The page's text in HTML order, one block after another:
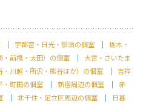
宇都宮・日光・那須の個室
栃木・
・前橋・太田）の個室
大宮・さいたま
・川越・所沢・熊谷ほか）の個室
吉祥
・町田の個室 新宿周辺の個室
赤
北千住・足立区周辺の個室
日暮